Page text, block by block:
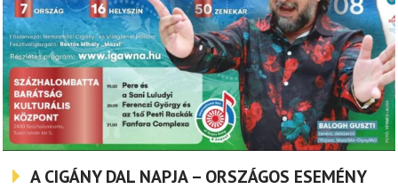
A CIGÁNY DAL NAPJA – ORSZÁGOS ESEMÉNY